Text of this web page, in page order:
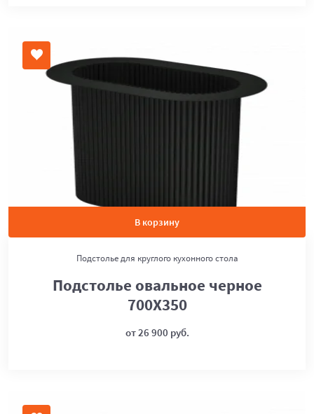
В корзину
Подстолье для круглого кухонного стола
Подстолье овальное черное
700Х350
от 26 900 руб.